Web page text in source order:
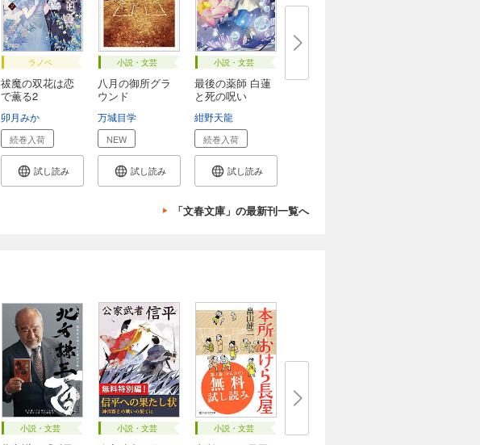
ラノベ
祓魔の双花は恋
で薫る2
卯月みか
続巻入荷
試し読み
小説・文芸
八月の御所グラ
ウンド
万城目学
NEW
試し読み
小説・文芸
最後の薬師 白蓮
と死の呪い
紺野天龍
続巻入荷
試し読み
「文春文庫」の最新刊一覧へ
小説・文芸 小説・文芸 小説・文芸